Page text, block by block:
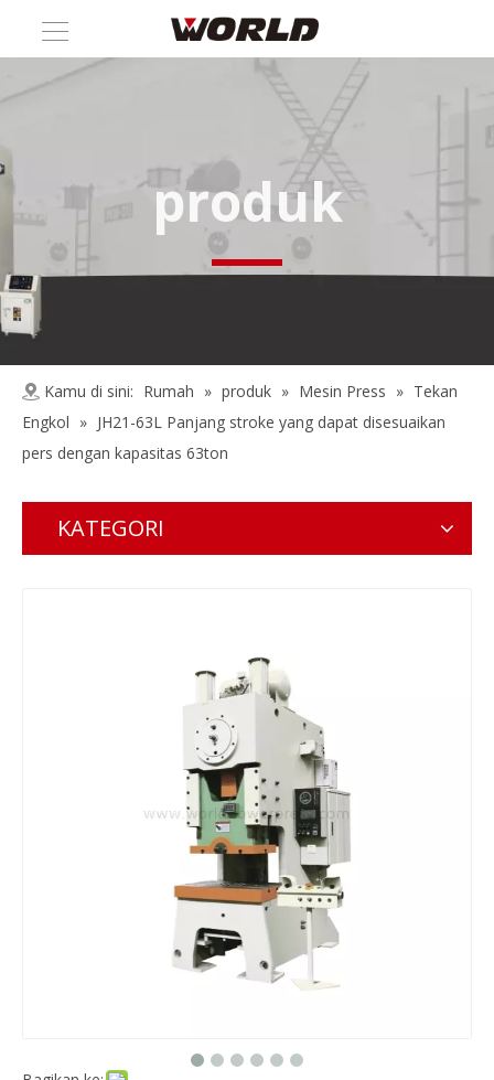
produk
Kamu di sini: Rumah » produk » Mesin Press » Tekan
Engkol » JH21-63L Panjang stroke yang dapat disesuaikan
pers dengan kapasitas 63ton
KATEGORI